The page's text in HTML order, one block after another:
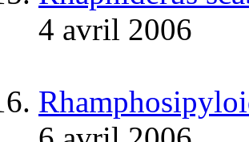
4 avril 2006